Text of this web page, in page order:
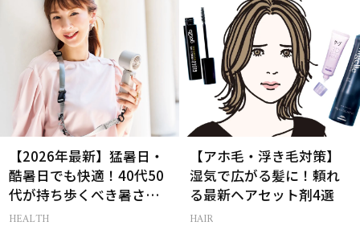
【2026年最新】猛暑日・
酷暑日でも快適！40代50
代が持ち歩くべき暑さ対
策グッズ
HEALTH
【アホ毛・浮き毛対策】
湿気で広がる髪に！頼れ
る最新ヘアセット剤4選
HAIR